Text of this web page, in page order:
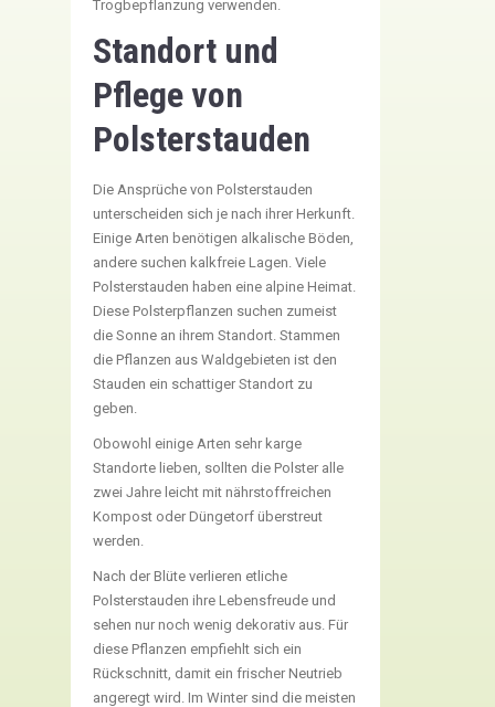
Trogbepflanzung verwenden.
Standort und
Pflege von
Polsterstauden
Die Ansprüche von Polsterstauden
unterscheiden sich je nach ihrer Herkunft.
Einige Arten benötigen alkalische Böden,
andere suchen kalkfreie Lagen. Viele
Polsterstauden haben eine alpine Heimat.
Diese Polsterpflanzen suchen zumeist
die Sonne an ihrem Standort. Stammen
die Pflanzen aus Waldgebieten ist den
Stauden ein schattiger Standort zu
geben.
Obowohl einige Arten sehr karge
Standorte lieben, sollten die Polster alle
zwei Jahre leicht mit nährstoffreichen
Kompost oder Düngetorf überstreut
werden.
Nach der Blüte verlieren etliche
Polsterstauden ihre Lebensfreude und
sehen nur noch wenig dekorativ aus. Für
diese Pflanzen empfiehlt sich ein
Rückschnitt, damit ein frischer Neutrieb
angeregt wird. Im Winter sind die meisten